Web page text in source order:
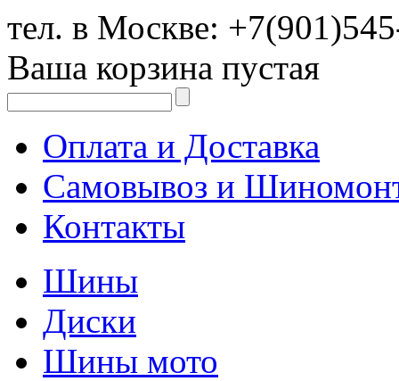
тел. в Москве:
Ваша корзина пустая
Оплата и Доставка
Самовывоз и
Контакты
Шины
Диски
Шины мото